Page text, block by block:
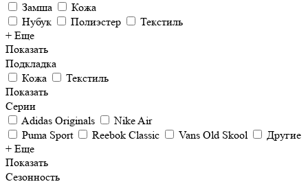
Замша
Кожа
Нубук
Полиэстер
Текстиль
+ Еще
Показать
Подкладка
Кожа
Текстиль
Показать
Серии
Adidas Originals
Nike Air
Puma Sport
Reebok Classic Vans Old Skool
Другие
+ Еще
Показать
Сезонность